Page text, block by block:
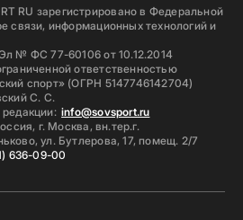
RU зарегистрировано в Федеральной
связи, информационных технологий и
№ ФС 77-60106 от 10.12.2014
ответственностью
спорт» (ОГРН 5147746142704)
С. С.
info@sovsport.ru
г. Москва, вн.тер.г.
ул. Бутлерова, 17, помещ. 2/7
636-09-00